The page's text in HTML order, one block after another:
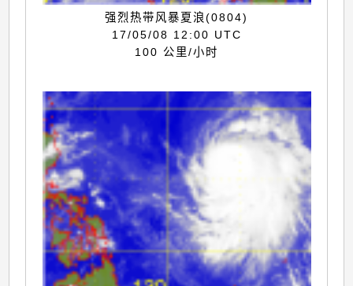
强烈热带风暴夏浪(0804)
17/05/08 12:00 UTC
100 公里/小时